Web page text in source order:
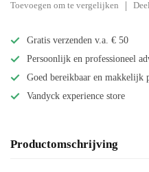
Toevoegen om te vergelijken
Gratis verzenden v.a. € 50
Persoonlijk en professioneel
Goed bereikbaar en makkelijk
Vandyck experience store
Productomschrijving